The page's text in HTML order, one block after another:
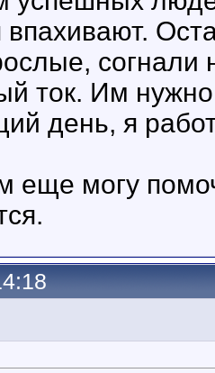
впахивают.
согнали
ток. Им
день, я
еще могу